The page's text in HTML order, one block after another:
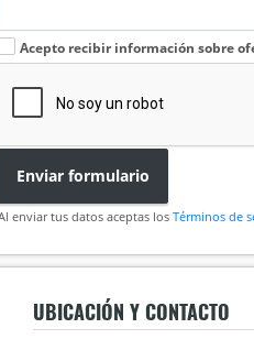
Acepto recibir información sobre
Enviar formulario
enviar tus datos aceptas los Términos de
UBICACIÓN Y CONTACTO